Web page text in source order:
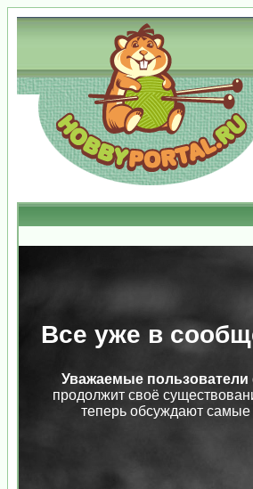
Все уже в
Уважаемые
продолжит своё
теперь обсуждают